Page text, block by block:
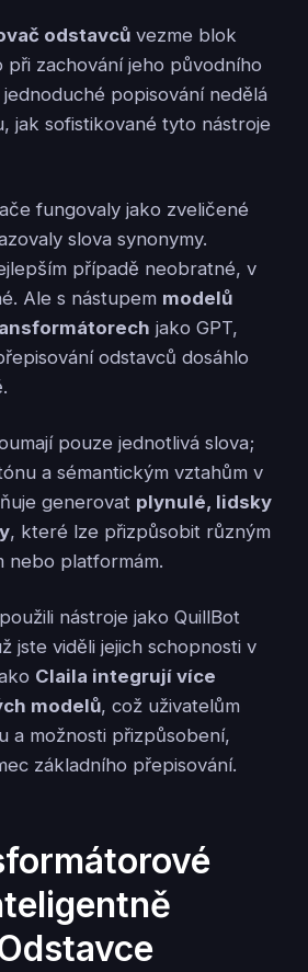
odstavců vezme blok
zachování jeho původního
popisování nedělá
jak sofistikované tyto nástroje
fungovaly jako zveličené
slova synonymy.
případě neobratné, v
Ale s nástupem modelů
jako GPT,
odstavců dosáhlo
pouze jednotlivá slova;
a sémantickým vztahům v
generovat plynulé, lidsky
, které lze přizpůsobit různým
nebo platformám.
nástroje jako QuillBot
jste viděli jejich schopnosti v
Claila integrují více
modelů, což uživatelům
a možnosti přizpůsobení,
základního přepisování.